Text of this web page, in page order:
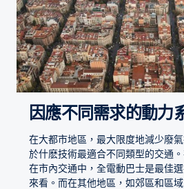
因應不同需求的動力
在大都市地區，最大限度地減少廢
於什麽技術最適合不同類型的交通
在市內交通中，全電動巴士是最佳
來看。而在其他地區，如郊區和區